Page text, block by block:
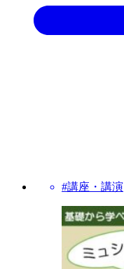
#講座・講演